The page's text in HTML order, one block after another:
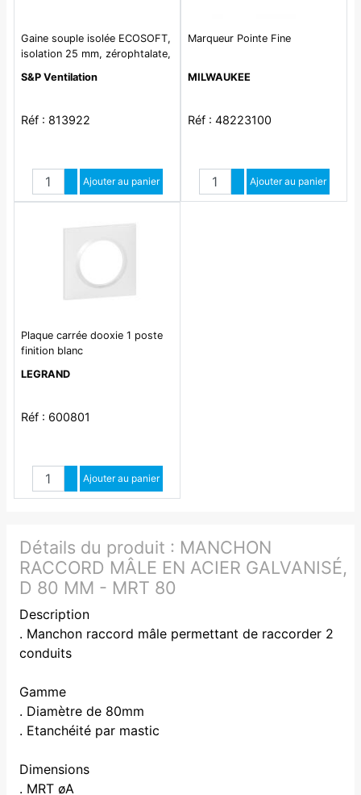
Gaine souple isolée ECOSOFT,
isolation 25 mm, zérophtalate,
125 ECOSOFT
S&P Ventilation
Réf : 813922
Quantité
Augmenter quantité
Diminuer quantité
Ajouter au panier
Marqueur Pointe Fine
MILWAUKEE
Réf : 48223100
Quantité
Augmenter quantité
Diminuer quantité
Ajouter au panier
Plaque carrée dooxie 1 poste
finition blanc
LEGRAND
Réf : 600801
Quantité
Augmenter quantité
Diminuer quantité
Ajouter au panier
Détails du produit : MANCHON
RACCORD MÂLE EN ACIER GALVANISÉ,
D 80 MM - MRT 80
Description
. Manchon raccord mâle permettant de raccorder 2
conduits
Gamme
. Diamètre de 80mm
. Etanchéité par mastic
Dimensions
. MRT øA